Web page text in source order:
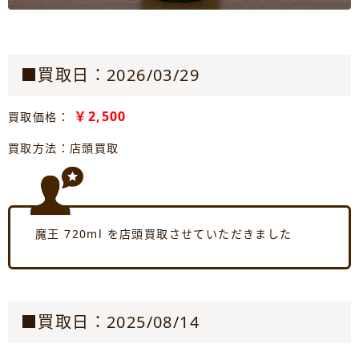
■買取日：2026/03/29
買取価格： ￥2,500
買取方法：店頭買取
魔王 720ml を店頭買取させていただきました
■買取日：2025/08/14